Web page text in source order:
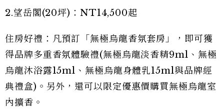
2.望岳閣(20坪)：NT14,500起
住房好禮：凡預訂「無極烏龍香氛套房」，即可獲
得品牌多重香氛體驗禮(無極烏龍淡香精9ml、無極
烏龍沐浴露15ml、無極烏龍身體乳15ml與品牌經
典禮盒)。另外，還可以限定優惠價購買無極烏龍室
內擴香。